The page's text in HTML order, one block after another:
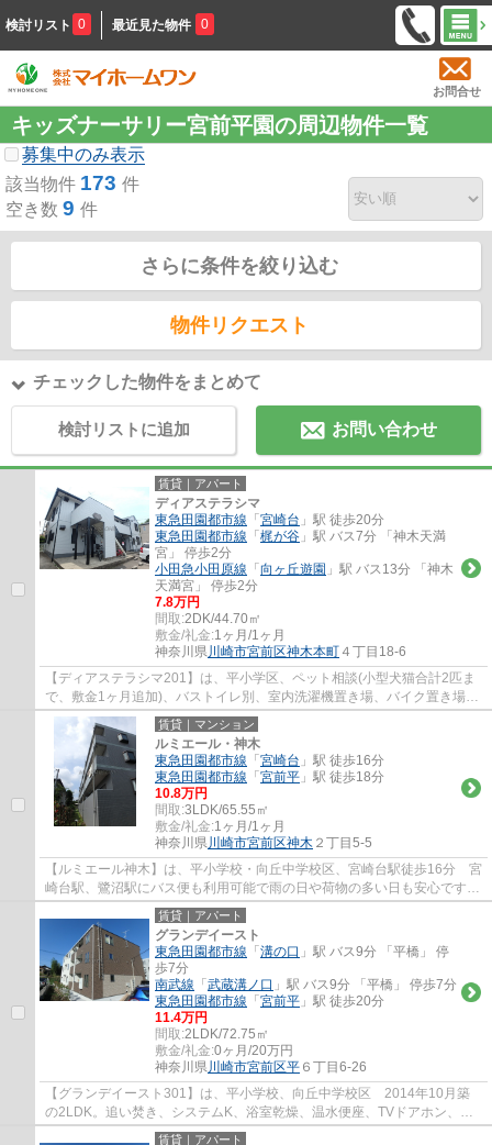
検討リスト 0 最近見た物件 0
お問合せ
キッズナーサリー宮前平園の周辺物件一覧
募集中のみ表示
該当物件 173 件
空き数 9 件
さらに条件を絞り込む
物件リクエスト
チェックした物件をまとめて
検討リストに追加 お問い合わせ
賃貸｜アパート
ディアステラシマ
東急田園都市線 「 宮崎台 」駅 徒歩20分
東急田園都市線 「 梶が谷 」駅 バス7分 「神木天満
宮」 停歩2分
小田急小田原線 「 向ヶ丘遊園 」駅 バス13分 「神木
天満宮」 停歩2分
7.8万円
間取:2DK/44.70㎡
敷金/礼金:1ヶ月/1ヶ月
神奈川県川崎市宮前区神木本町 ４丁目18-6
【ディアステラシマ201】は、平小学区、ペット相談(小型犬猫合計2匹ま
で、敷金1ヶ月追加)、バストイレ別、室内洗濯機置き場、バイク置き場有
(無料)、駐輪場有。
賃貸｜マンション
ルミエール・神木
東急田園都市線 「 宮崎台 」駅 徒歩16分
東急田園都市線 「 宮前平 」駅 徒歩18分
10.8万円
間取:3LDK/65.55㎡
敷金/礼金:1ヶ月/1ヶ月
神奈川県川崎市宮前区神木 ２丁目5-5
【ルミエール神木】は、平小学校・向丘中学校区、宮崎台駅徒歩16分 宮
崎台駅、鷺沼駅にバス便も利用可能で雨の日や荷物の多い日も安心です、
追い焚き カウンターキッチン、独立洗面...
賃貸｜アパート
グランデイースト
東急田園都市線 「 溝の口 」駅 バス9分 「平橋」 停
歩7分
南武線 「 武蔵溝ノ口 」駅 バス9分 「平橋」 停歩7分
東急田園都市線 「 宮前平 」駅 徒歩20分
11.4万円
間取:2LDK/72.75㎡
敷金/礼金:0ヶ月/20万円
神奈川県川崎市宮前区平 ６丁目6-26
【グランデイースト301】は、平小学校、向丘中学校区 2014年10月築
の2LDK。追い焚き、システムK、浴室乾燥、温水便座、TVドアホン、都
市ガス、エアコン、洗髪洗面台など便利な設備を...
賃貸｜アパート